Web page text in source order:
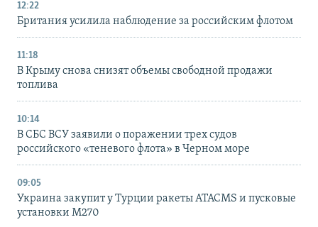
12:22
Британия усилила наблюдение за российским флотом
11:18
В Крыму снова снизят объемы свободной продажи
топлива
10:14
В СБС ВСУ заявили о поражении трех судов
российского «теневого флота» в Черном море
09:05
Украина закупит у Турции ракеты ATACMS и пусковые
установки M270